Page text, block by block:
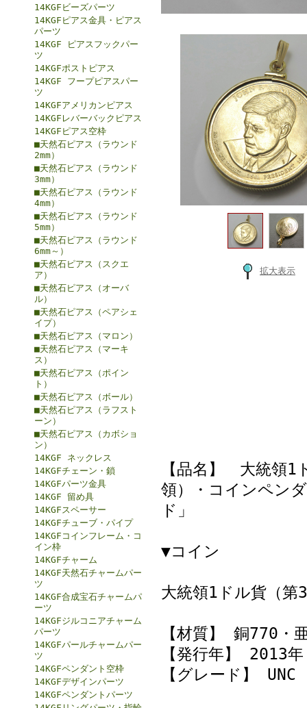
14KGFビーズパーツ
14KGFピアス金具・ピアス
パーツ
14KGF ピアスフックパー
ツ
14KGFポストピアス
14KGF フープピアスパー
ツ
14KGFアメリカンピアス
14KGFレバーバックピアス
14KGFピアス空枠
■天然石ピアス（ラウンド
2mm）
■天然石ピアス（ラウンド
3mm）
■天然石ピアス（ラウンド
4mm）
■天然石ピアス（ラウンド
5mm）
■天然石ピアス（ラウンド
6mm～）
■天然石ピアス（スクエ
ア）
■天然石ピアス（オーバ
ル）
■天然石ピアス（ペアシェ
イプ）
■天然石ピアス（マロン）
■天然石ピアス（マーキ
ス）
■天然石ピアス（ポイン
ト）
■天然石ピアス（ボール）
■天然石ピアス（ラフスト
ーン）
■天然石ピアス（カボショ
ン）
14KGF ネックレス
14KGFチェーン・鎖
14KGFパーツ金具
14KGF 留め具
14KGFスペーサー
14KGFチューブ・パイプ
14KGFコインフレーム・コ
イン枠
14KGFチャーム
14KGF天然石チャームパー
ツ
14KGF合成宝石チャームパ
ーツ
14KGFジルコニアチャーム
パーツ
14KGFパールチャームパー
ツ
14KGFペンダント空枠
14KGFデザインパーツ
14KGFペンダントパーツ
拡大表示
【品名】 大統領1
領）・コインペン
ド」
▼コイン
大統領1ドル貨（第
【材質】 銅770・
【発行年】 2013年
【グレード】 UNC